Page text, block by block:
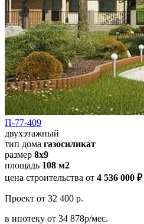
П-77-409
двухэтажный
тип дома газосиликат
размер 8х9
площадь 108 м2
цена строительства от 4 536 000 ₽
Проект от 32 400 р.
в ипотеку от 34 878р/мес.